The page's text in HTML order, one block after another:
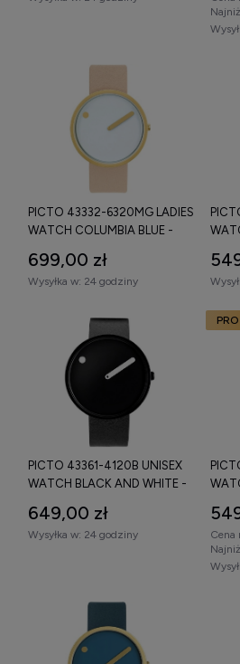
Zegarek Picto –
techniczna i
Zegarki Pictowyposażone są w
kwarcowe, zapewniające
zachowaniu minimalistycznej
składa się z pojedynczej wskazówki
W zależności od modelu dostępne
jednowskazówkowy system
szkło mineralne,
koperta ze stali nierdzewnej,
stalowa bransoleta typu mesh
wodoszczelność 3 ATM.
Typowy zegarek Picto
średnicy 34–40 mm oraz cienki
Zegarki Picto damskie i
minimalistyczną tarczą bez
Zegarki Picto męskie
oferują
stonowaną kolorystykę – czerń,
PICTO 43332-6320MG LADIES
WATCH COLUMBIA BLUE -
699,00 zł
Wysyłka w: 24 godziny
PICTO 43361-4120B UNISEX
WATCH BLACK AND WHITE -
649,00 zł
Wysyłka w: 24 godziny Cena